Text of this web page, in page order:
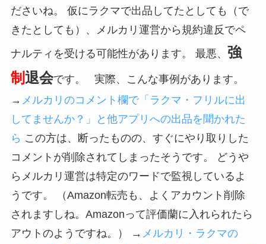
ださいね。 仮にラクマで出品してたとしても（で
きたとしても）、メルカリ運営から規約違反でペ
ナルティを受ける可能性があります。 最悪、 強
制退会です。 実際、こんな事例があります。
→ メルカリのコメント欄で「ラクマ・フリルに出
してませんか？」と他アプリへの出品を聞かれた
ら この方は、断ったものの、すぐにやり取りした
コメントが削除されてしまったそうです。 どうや
らメルカリ運営は特定のワードで監視しているよ
うです。 （Amazon転売も、よくアカウント削除
されますしね。Amazonって評価蘭に入れられたら
アウトのようですね。） → メルカリ・ラクマの